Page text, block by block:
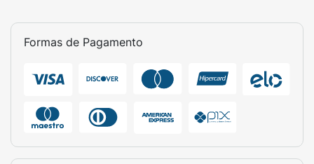
Destaques:Do campo ao pacote em 48h,
Formas de Pagamento